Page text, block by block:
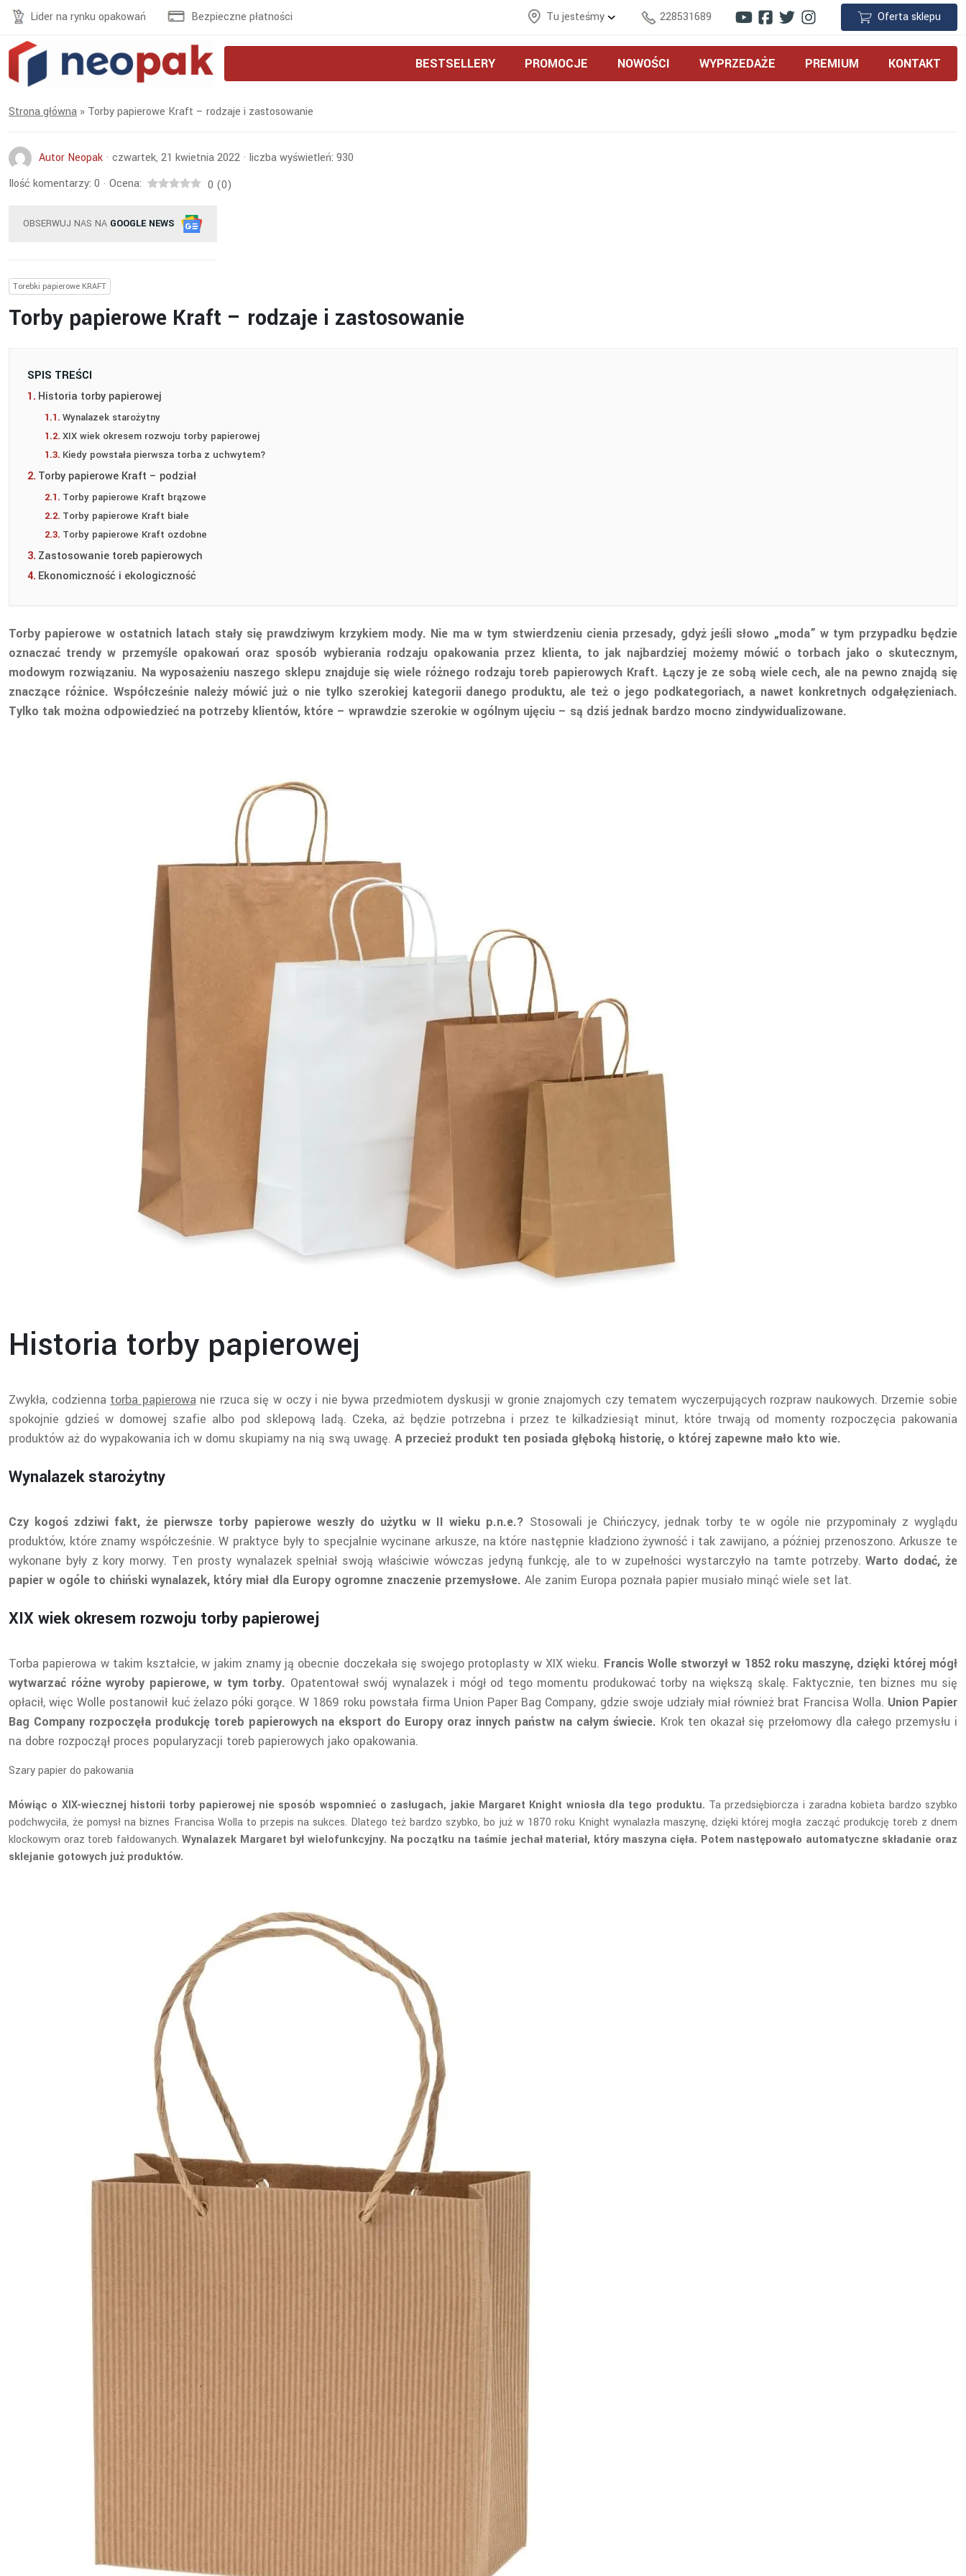
Lider na rynku opakowań Bezpieczne płatności Tu jesteśmy 228531689 Oferta sklepu
BESTSELLERY PROMOCJE NOWOŚCI WYPRZEDAŻE PREMIUM KONTAKT
Strona główna » Torby papierowe Kraft – rodzaje i zastosowanie
Autor Neopak · czwartek, 21 kwietnia 2022 · liczba wyświetleń: 930
Ilość komentarzy: 0 · Ocena: 0 (0)
OBSERWUJ NAS NA GOOGLE NEWS
Torebki papierowe KRAFT
Torby papierowe Kraft – rodzaje i zastosowanie
SPIS TREŚCI
Historia torby papierowej
Wynalazek starożytny
XIX wiek okresem rozwoju torby papierowej
Kiedy powstała pierwsza torba z uchwytem?
Torby papierowe Kraft – podział
Torby papierowe Kraft brązowe
Torby papierowe Kraft białe
Torby papierowe Kraft ozdobne
Zastosowanie toreb papierowych
Ekonomiczność i ekologiczność
Torby papierowe w ostatnich latach stały się prawdziwym krzykiem mody. Nie ma w tym stwierdzeniu cienia przesady, gdyż jeśli słowo „moda” w tym przypadku będzie
oznaczać trendy w przemyśle opakowań oraz sposób wybierania rodzaju opakowania przez klienta, to jak najbardziej możemy mówić o torbach jako o skutecznym,
modowym rozwiązaniu. Na wyposażeniu naszego sklepu znajduje się wiele różnego rodzaju toreb papierowych Kraft. Łączy je ze sobą wiele cech, ale na pewno znajdą się
znaczące różnice. Współcześnie należy mówić już o nie tylko szerokiej kategorii danego produktu, ale też o jego podkategoriach, a nawet konkretnych odgałęzieniach.
Tylko tak można odpowiedzieć na potrzeby klientów, które – wprawdzie szerokie w ogólnym ujęciu – są dziś jednak bardzo mocno zindywidualizowane.
Historia torby papierowej
Zwykła, codzienna torba papierowa nie rzuca się w oczy i nie bywa przedmiotem dyskusji w gronie znajomych czy tematem wyczerpujących rozpraw naukowych. Drzemie sobie
spokojnie gdzieś w domowej szafie albo pod sklepową ladą. Czeka, aż będzie potrzebna i przez te kilkadziesiąt minut, które trwają od momenty rozpoczęcia pakowania
produktów aż do wypakowania ich w domu skupiamy na nią swą uwagę. A przecież produkt ten posiada głęboką historię, o której zapewne mało kto wie.
Wynalazek starożytny
Czy kogoś zdziwi fakt, że pierwsze torby papierowe weszły do użytku w II wieku p.n.e.? Stosowali je Chińczycy, jednak torby te w ogóle nie przypominały z wyglądu
produktów, które znamy współcześnie. W praktyce były to specjalnie wycinane arkusze, na które następnie kładziono żywność i tak zawijano, a później przenoszono. Arkusze te
wykonane były z kory morwy. Ten prosty wynalazek spełniał swoją właściwie wówczas jedyną funkcję, ale to w zupełności wystarczyło na tamte potrzeby.Warto dodać, że
papier w ogóle to chiński wynalazek, który miał dla Europy ogromne znaczenie przemysłowe. Ale zanim Europa poznała papier musiało minąć wiele set lat.
XIX wiek okresem rozwoju torby papierowej
Torba papierowa w takim kształcie, w jakim znamy ją obecnie doczekała się swojego protoplasty w XIX wieku. Francis Wolle stworzył w 1852 roku maszynę, dzięki której mógł
wytwarzać różne wyroby papierowe, w tym torby. Opatentował swój wynalazek i mógł od tego momentu produkować torby na większą skalę. Faktycznie, ten biznes mu się
opłacił, więc Wolle postanowił kuć żelazo póki gorące. W 1869 roku powstała firma Union Paper Bag Company, gdzie swoje udziały miał również brat Francisa Wolla. Union Papier
Bag Company rozpoczęła produkcję toreb papierowych na eksport do Europy oraz innych państw na całym świecie. Krok ten okazał się przełomowy dla całego przemysłu i
na dobre rozpoczął proces popularyzacji toreb papierowych jako opakowania.
Szary papier do pakowania
Mówiąc o XIX-wiecznej historii torby papierowej nie sposób wspomnieć o zasługach, jakie Margaret Knight wniosła dla tego produktu. Ta przedsiębiorcza i zaradna kobieta bardzo szybko
podchwyciła, że pomysł na biznes Francisa Wolla to przepis na sukces. Dlatego też bardzo szybko, bo już w 1870 roku Knight wynalazła maszynę, dzięki której mogła zacząć produkcję toreb z dnem
klockowym oraz toreb fałdowanych.Wynalazek Margaret był wielofunkcyjny. Na początku na taśmie jechał materiał, który maszyna cięła. Potem następowało automatyczne składanie oraz
sklejanie gotowych już produktów.